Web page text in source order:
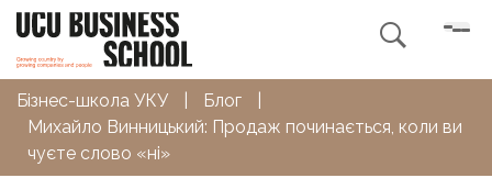

Бізнес-школа УКУ Блог
Михайло Винницький: Продаж починається, коли ви
чуєте слово «ні»